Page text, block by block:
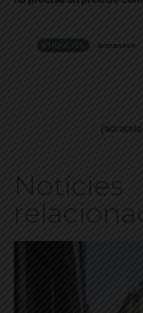
ETIQUETES bonanova
Notícies